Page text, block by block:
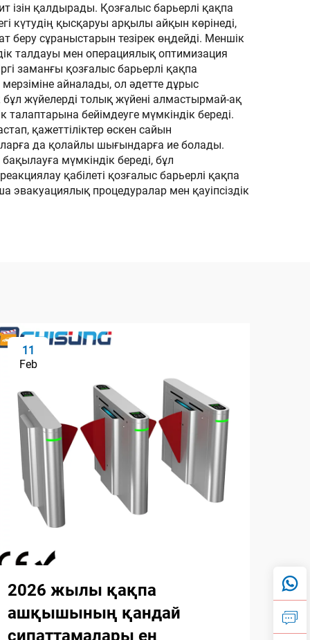
ізін қалдырады. Қозғалыс барьерлі қақпа
күтудің қысқаруы арқылы айқын көрінеді,
беру сұраныстарын тезірек өңдейді. Меншік
талдауы мен операциялық оптимизация
заманғы қозғалыс барьерлі қақпа
мерзіміне айналады, ол әдетте дұрыс
жүйелерді толық жүйені алмастырмай-ақ
бейімдеуге мүмкіндік береді.
қажеттіліктер өскен сайын
да қолайлы шығындарға ие болады.
мүмкіндік береді, бұл
қабілеті қозғалыс барьерлі қақпа
процедуралар мен қауіпсіздік
11
Feb
2026 жылы қақпа
ашқышының қандай
сипаттамалары ең